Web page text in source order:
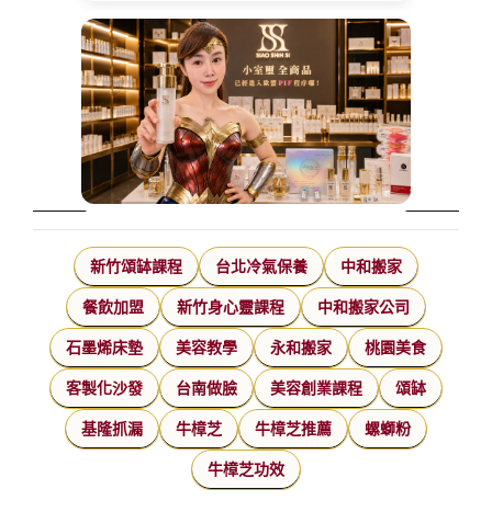
新竹頌缽課程 台北冷氣保養 中和搬家
餐飲加盟 新竹身心靈課程 中和搬家公司
石墨烯床墊 美容教學 永和搬家 桃園美食
客製化沙發 台南做臉 美容創業課程 頌缽
基隆抓漏 牛樟芝 牛樟芝推薦 螺螄粉
牛樟芝功效